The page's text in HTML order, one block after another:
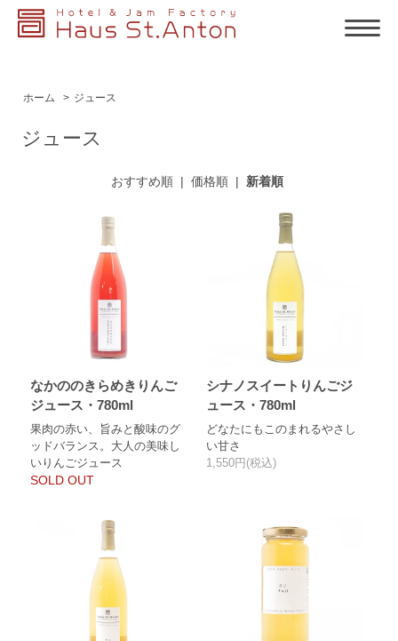
ホーム > ジュース
ジュース
おすすめ順| 価格順| 新着順
なかののきらめきりんご
ジュース・780ml
果肉の赤い、旨みと酸味のグ
ッドバランス。大人の美味し
いりんごジュース
SOLD OUT
シナノスイートりんごジ
ュース・780ml
どなたにもこのまれるやさし
い甘さ
1,550円(税込)